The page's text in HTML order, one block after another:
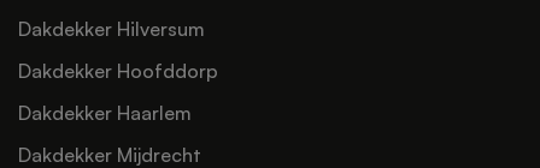
Dakdekker Hilversum
Dakdekker Hoofddorp
Dakdekker Haarlem
Dakdekker Mijdrecht